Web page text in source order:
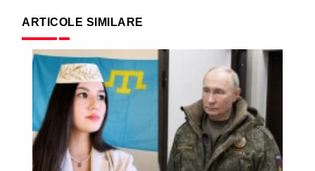
ARTICOLE SIMILARE